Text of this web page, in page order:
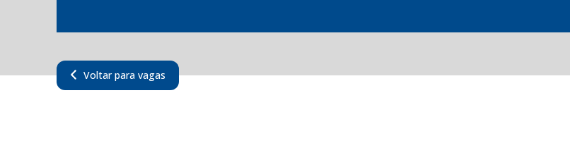
Voltar para vagas